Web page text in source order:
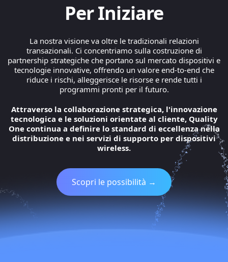
Per Iniziare
La nostra visione va oltre le tradizionali relazioni
transazionali. Ci concentriamo sulla costruzione di
partnership strategiche che portano sul mercato dispositivi e
tecnologie innovative, offrendo un valore end-to-end che
riduce i rischi, alleggerisce le risorse e rende tutti i
programmi pronti per il futuro.
Attraverso la collaborazione strategica, l'innovazione
tecnologica e le soluzioni orientate al cliente, Quality
One continua a definire lo standard di eccellenza nella
distribuzione e nei servizi di supporto per dispositivi
wireless.
Scopri le possibilità →